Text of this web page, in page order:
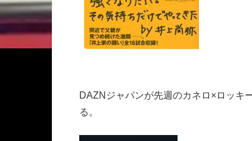
DAZNジャパンが先週のカネロ×ロッキ
る。